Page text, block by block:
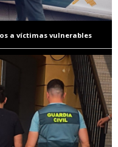
a víctimas vulnerables